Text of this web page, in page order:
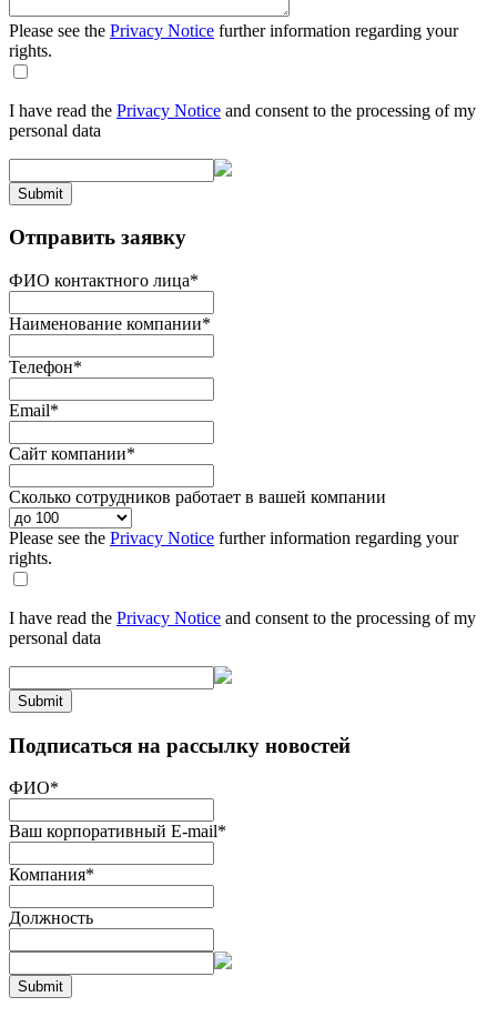
Please see the Privacy Notice further information regarding your
rights.
I have read the Privacy Notice and consent to the processing of my
personal data
Submit
Отправить заявку
ФИО контактного лица*
Наименование компании*
Телефон*
Email*
Сайт компании*
Сколько сотрудников работает в вашей компании
Please see the Privacy Notice further information regarding your
rights.
I have read the Privacy Notice and consent to the processing of my
personal data
Submit
Подписаться на рассылку новостей
ФИО*
Ваш корпоративный E-mail*
Компания*
Должность
Submit